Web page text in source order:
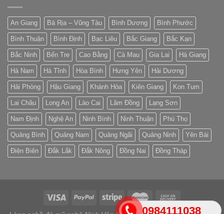
0984111038
An Giang Bà Rịa – Vũng Tàu Bình Dương Bình Phước
Bình Thuận Bình Định Bạc Liêu Bắc Giang Bắc Kạn
Bắc Ninh Bến Tre Cao Bằng Cà Mau Gia Lai Hà Giang
Hà Nam Hà Tĩnh Hòa Bình Hưng Yên Hải Dương
Hải Phòng Hậu Giang Khánh Hòa Kiên Giang Kon Tum
Lai Châu Long An Lào Cai Lâm Đồng Lạng Sơn
Nam Định Nghệ An Ninh Bình Ninh Thuận Phú Thọ
Quảng Bình Quảng Nam Quảng Ngãi Quảng Ninh Yên Bái
Điện Biên Đắk Lắk Đắk Nông Đồng Nai Đồng Tháp